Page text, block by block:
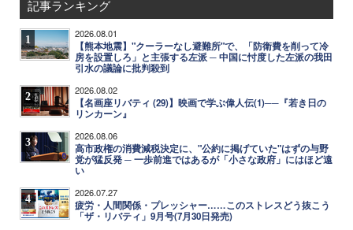
記事ランキング
1 2026.08.01
【熊本地震】"クーラーなし避難所"で、「防衛費を削って冷
房を設置しろ」と主張する左派 ─ 中国に忖度した左派の我田
引水の議論に批判殺到
2 2026.08.02
【名画座リバティ (29)】映画で学ぶ偉人伝(1)──『若き日の
リンカーン』
3 2026.08.06
高市政権の消費減税決定に、"公約に掲げていた"はずの与野
党が猛反発 ─ 一歩前進ではあるが「小さな政府」にはほど遠
い
4 2026.07.27
疲労・人間関係・プレッシャー……このストレスどう抜こう
「ザ・リバティ」9月号(7月30日発売)